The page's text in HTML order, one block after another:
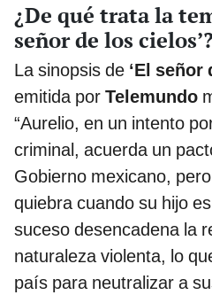
¿De qué trata la
señor de los cielos’?
La sinopsis de ‘El señor
emitida por Telemundo
“Aurelio, en un intento
criminal, acuerda un
Gobierno mexicano,
quiebra cuando su hijo
suceso desencadena la
naturaleza violenta, lo
país para neutralizar a